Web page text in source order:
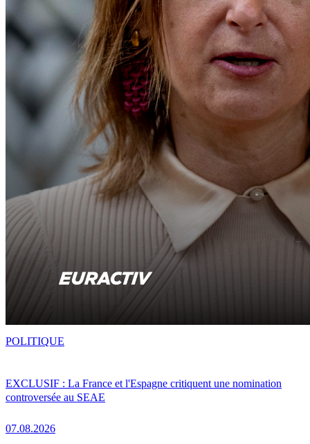
EXCLUSIF : La France et l'Espagne critiquent une nomination
controversée au SEAE
07.08.2026
POLITIQUE